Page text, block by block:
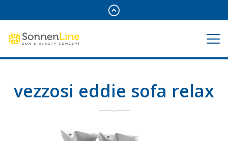
vezzosi eddie sofa relax